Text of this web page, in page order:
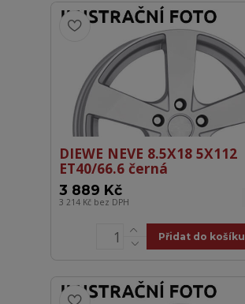
DIEWE NEVE 8.5X18 5X112
ET40/66.6 černá
3 889 Kč
3 214 Kč bez DPH
Přidat do košíku